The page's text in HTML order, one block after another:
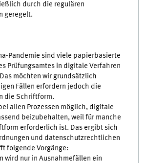
durch die regulären
geregelt.
Pandemie sind viele papierbasierte
Prüfungsamtes in digitale Verfahren
möchten wir grundsätzlich
Fällen erfordern jedoch die
die Schriftform.
allen Prozessen möglich, digitale
beizubehalten, weil für manche
erforderlich ist. Das ergibt sich
und datenschutzrechtlichen
folgende Vorgänge:
wird nur in Ausnahmefällen ein